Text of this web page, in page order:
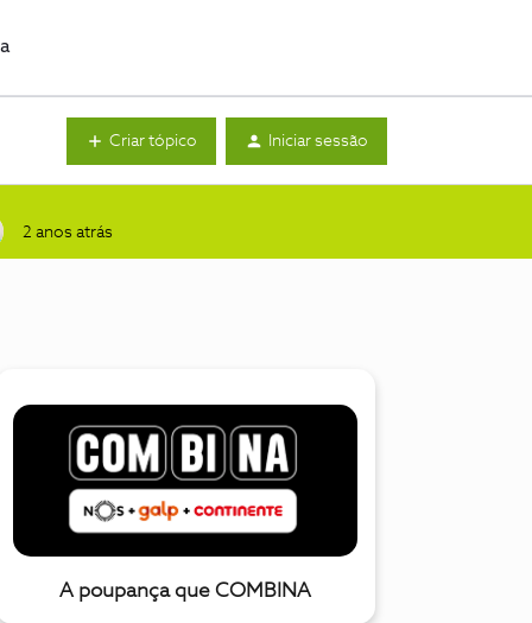
Criar tópico Iniciar sessão
2 anos atrás
A poupança que COMBINA